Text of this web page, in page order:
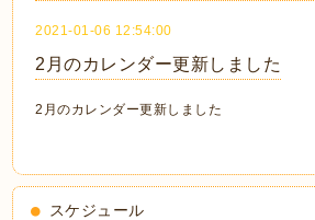
2021-01-06 12:54:00
2月のカレンダー更新しました
2月のカレンダー更新しました
スケジュール